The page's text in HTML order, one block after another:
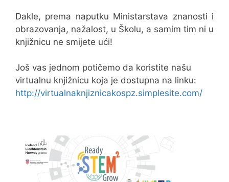
Dakle, prema naputku Ministarstava znanosti i
obrazovanja, nažalost, u Školu, a samim tim ni u
knjižnicu ne smijete ući!
Još vas jednom potičemo da koristite našu
virtualnu knjižnicu koja je dostupna na linku:
http://virtualnaknjiznicakospz.simplesite.com/